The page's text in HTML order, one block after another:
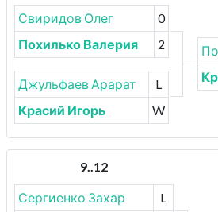
Свиридов Олег
0
Похилько Валерия
2
Джульфаев Арарат
L
Красий Игорь
W
9..12
Сергиенко Захар
L